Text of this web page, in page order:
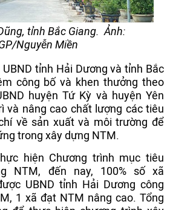
tỉnh Bắc Giang. Ảnh:
Nguyễn Miền
tỉnh Hải Dương và tỉnh Bắc
công bố và khen thưởng theo
huyện Tứ Kỳ và huyện Yên
và nâng cao chất lượng các tiêu
về sản xuất và môi trường để
trong xây dựng NTM.
hiện Chương trình mục tiêu
NTM, đến nay, 100% số xã
UBND tỉnh Hải Dương công
1 xã đạt NTM nâng cao. Tổng